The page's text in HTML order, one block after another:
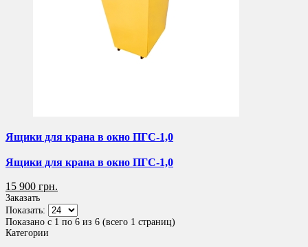
Ящики для крана в окно ПГС-1,0
Ящики для крана в окно ПГС-1,0
15 900 грн.
Заказать
Показать:
Показано с 1 по 6 из 6 (всего 1 страниц)
Категории